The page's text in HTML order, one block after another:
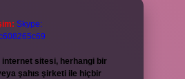
Skype:
internet sitesi, herhangi bir
şahıs şirketi ile hiçbir